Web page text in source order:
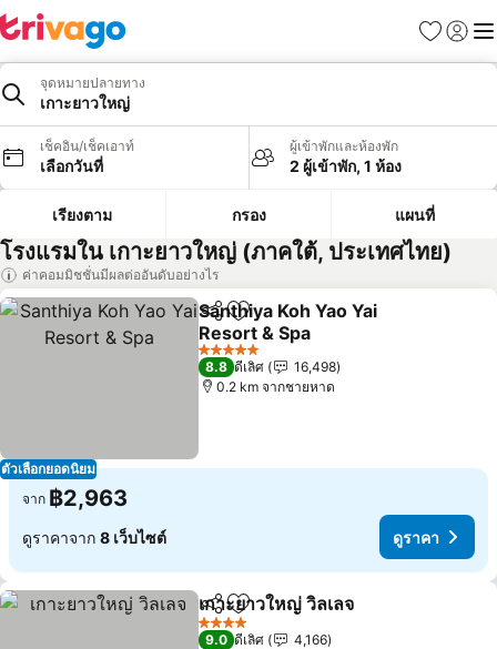
รายการโป
เข้าสู่ร
เมนู
จุดหมายปลายทาง
เกาะยาวใหญ่
เช็คอิน/เช็คเอาท์
เลือกวันที่
ผู้เข้าพักและห้องพัก
2 ผู้เข้าพัก, 1 ห้อง
เรียงตาม กรอง แผนที่
โรงแรมใน เกาะยาวใหญ่ (ภาคใต้, ประเทศไทย)
ค่าคอมมิชชั่นมีผลต่ออันดับอย่างไร
ตัวเลือกยอดนิยม
แชร์ เพิ่มในรายการโปรด
Santhiya Koh Yao Yai
Resort & Spa
ดูราคา
5 ดาว
8.8 ดีเลิศ
16,498
0.2 km จากชายหาด
จาก ฿2,963
ดูราคาจาก 8 เว็บไซต์ ดูราคา
แชร์ เพิ่มในรายการโปรด
เกาะยาวใหญ่ วิลเลจ
4 ดาว
9.0 ดีเลิศ
4,166